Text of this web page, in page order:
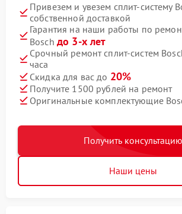
Привезем и увезем сплит-систему
собственной доставкой
Гарантия на наши работы по
Bosch до 3-х лет
Срочный ремонт сплит-систем
часа
Скидка для вас до 20%
Получите 1500 рублей на ремонт
Оригинальные комплектующие
Получить консультацию
Наши цены